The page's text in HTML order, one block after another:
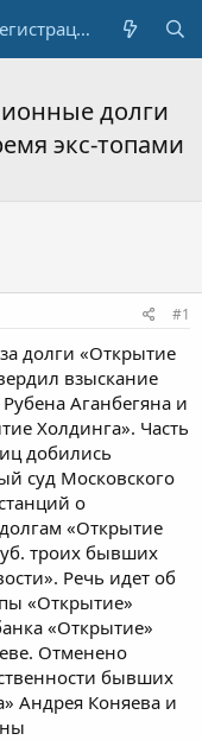
Регистрация
долги
экс-топами
#1
долги «Открытие
взыскание
Аганбегяна и
Холдинга». Часть
добились
суд Московского
о
«Открытие
троих бывших
Речь идет об
«Открытие»
«Открытие»
Отменено
бывших
Андрея Коняева и